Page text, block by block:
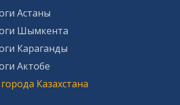
Астаны
Шымкента
Караганды
Актобе
Казахстана